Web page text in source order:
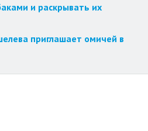
и раскрывать их
приглашает омичей в